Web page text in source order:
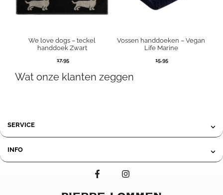
We love dogs – teckel
handdoek Zwart
17,95
Vossen handdoeken – Vegan
Life Marine
15,95
Wat onze klanten zeggen
SERVICE
INFO